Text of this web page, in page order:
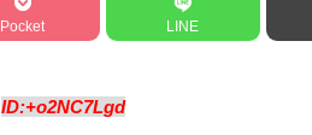
Pocket LINE
ID:+o2NC7Lgd